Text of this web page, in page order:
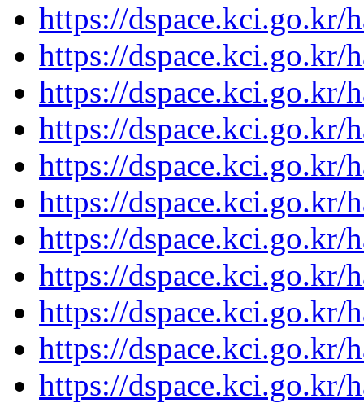
https://dspace.kci.go.kr/
https://dspace.kci.go.kr/
https://dspace.kci.go.kr/
https://dspace.kci.go.kr/
https://dspace.kci.go.kr/
https://dspace.kci.go.kr/
https://dspace.kci.go.kr/
https://dspace.kci.go.kr/
https://dspace.kci.go.kr/
https://dspace.kci.go.kr/
https://dspace.kci.go.kr/